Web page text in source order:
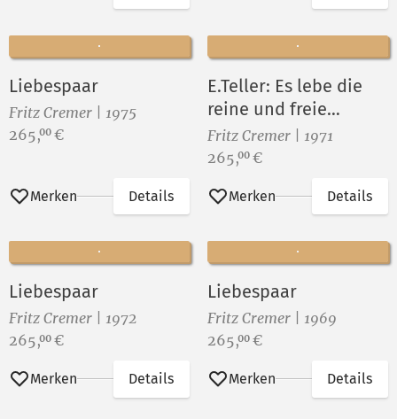
Liebespaar
Fritz Cremer | 1975
Preis:
265,00 €
Merken Details
E.Teller: Es lebe die
reine und freie
Wissenschaft II
Fritz Cremer | 1971
Preis:
265,00 €
Merken Details
Liebespaar
Fritz Cremer | 1972
Preis:
265,00 €
Merken Details
Liebespaar
Fritz Cremer | 1969
Preis:
265,00 €
Merken Details